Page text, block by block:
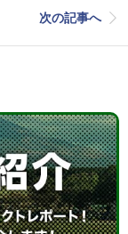
次の記事へ